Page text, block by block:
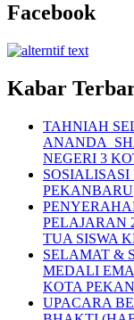
Facebook
Kabar
TAHNIAH
ANANDA
NEGERI 3
PEKANBARU
PELAJARAN
TUA SISWA
SELAMAT &
MEDALI
KOTA
UPACARA